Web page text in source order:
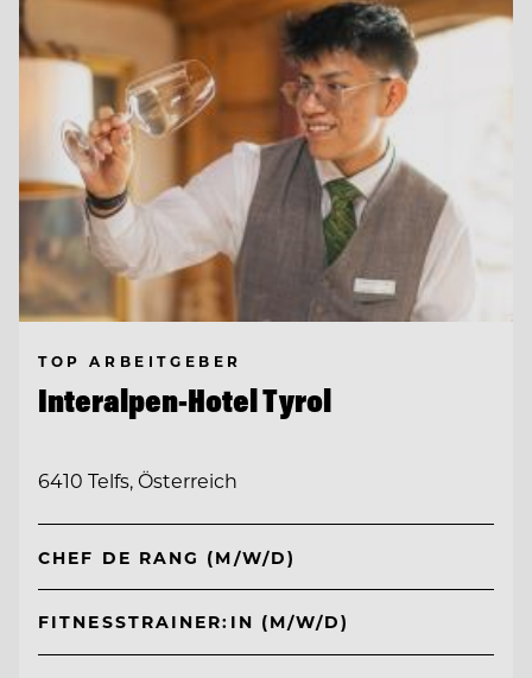
TOP ARBEITGEBER
Interalpen-Hotel Tyrol
6410 Telfs, Österreich
CHEF DE RANG (M/W/D)
FITNESSTRAINER:IN (M/W/D)